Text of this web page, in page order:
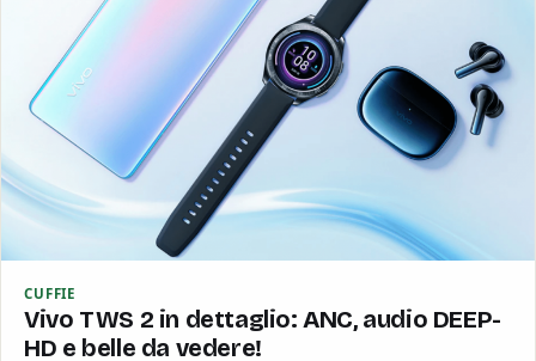
CUFFIE
Vivo TWS 2 in dettaglio: ANC, audio DEEP-
HD e belle da vedere!